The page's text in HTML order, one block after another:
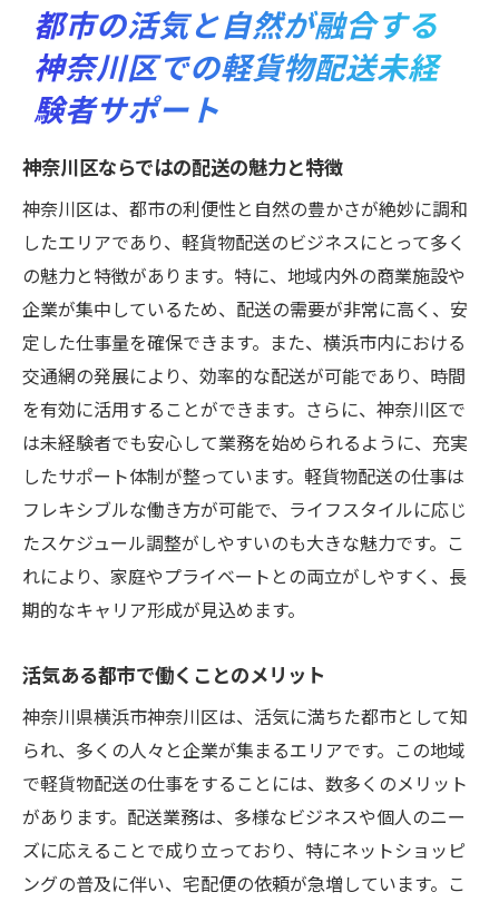
都市の活気と自然が融合する
神奈川区での軽貨物配送未経
験者サポート
神奈川区ならではの配送の魅力と特徴
神奈川区は、都市の利便性と自然の豊かさが絶妙に調和
したエリアであり、軽貨物配送のビジネスにとって多く
の魅力と特徴があります。特に、地域内外の商業施設や
企業が集中しているため、配送の需要が非常に高く、安
定した仕事量を確保できます。また、横浜市内における
交通網の発展により、効率的な配送が可能であり、時間
を有効に活用することができます。さらに、神奈川区で
は未経験者でも安心して業務を始められるように、充実
したサポート体制が整っています。軽貨物配送の仕事は
フレキシブルな働き方が可能で、ライフスタイルに応じ
たスケジュール調整がしやすいのも大きな魅力です。こ
れにより、家庭やプライベートとの両立がしやすく、長
期的なキャリア形成が見込めます。
活気ある都市で働くことのメリット
神奈川県横浜市神奈川区は、活気に満ちた都市として知
られ、多くの人々と企業が集まるエリアです。この地域
で軽貨物配送の仕事をすることには、数多くのメリット
があります。配送業務は、多様なビジネスや個人のニー
ズに応えることで成り立っており、特にネットショッピ
ングの普及に伴い、宅配便の依頼が急増しています。こ